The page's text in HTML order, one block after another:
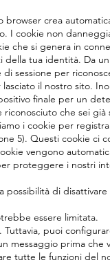
crea
I cookie non
che si genera in
tua identità. Da
sessione per
il nostro sito.
finale per un
che sei
i cookie per
5). Questi cookie
vengono
proteggere i nostri
possibilità di
essere limitata.
puoi
messaggio prima
tutte le funzioni del